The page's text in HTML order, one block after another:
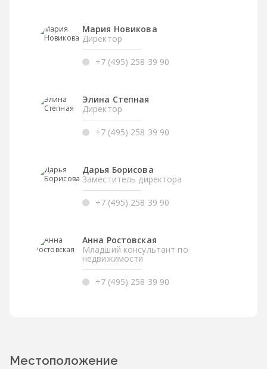
Мария Новикова
Директор
+7 (495) 258 39 90
Элина Степная
Директор
+7 (495) 258 39 90
Дарья Борисова
Заместитель директора
+7 (495) 258 39 90
Анна Ростовская
Младший консультант по
недвижимости
+7 (495) 258 39 90
Местоположение